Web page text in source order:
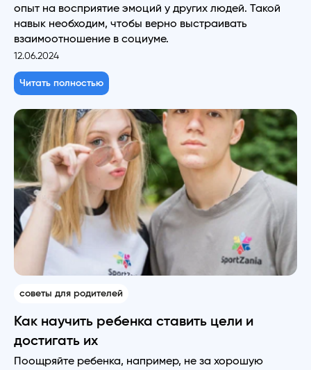
опыт на восприятие эмоций у других людей. Такой
навык необходим, чтобы верно выстраивать
взаимоотношение в социуме.
12.06.2024
Читать полностью
советы для родителей
Как научить ребенка ставить цели и
достигать их
Поощряйте ребенка, например, не за хорошую